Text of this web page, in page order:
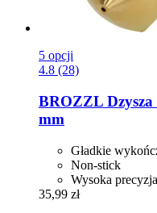
5 opcji
4.8 (28)
BROZZL
mm
Gładkie
Non-stick
Wysoka precyzja
35,99 zł